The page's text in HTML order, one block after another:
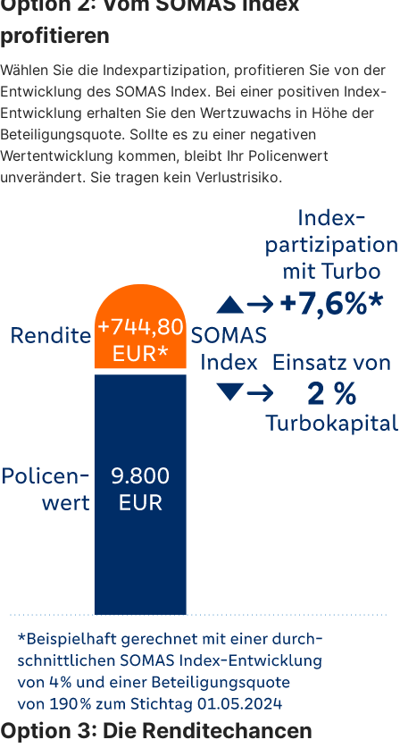
profitieren
Wählen Sie die Indexpartizipation, profitieren Sie von der
Entwicklung des SOMAS Index. Bei einer positiven Index-
Entwicklung erhalten Sie den Wertzuwachs in Höhe der
Beteiligungsquote. Sollte es zu einer negativen
Wertentwicklung kommen, bleibt Ihr Policenwert
unverändert. Sie tragen kein Verlustrisiko.
Option 3: Die Renditechancen